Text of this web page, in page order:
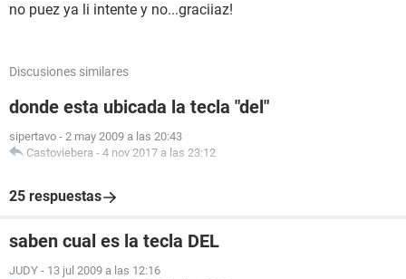
no puez ya li intente y no...graciiaz!
Discusiones similares
donde esta ubicada la tecla "del"
sipertavo - 2 may 2009 a las 20:43
Castoviebera - 4 nov 2017 a las 23:12
25 respuestas
saben cual es la tecla DEL
JUDY - 13 jul 2009 a las 12:16